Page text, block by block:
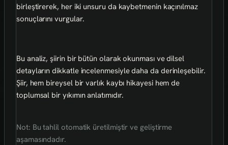
birleştirerek, her iki unsuru da kaybetmenin kaçınılmaz
sonuçlarını vurgular.
Bu analiz, şiirin bir bütün olarak okunması ve dilsel
detayların dikkatle incelenmesiyle daha da derinleşebilir.
Şiir, hem bireysel bir varlık kaybı hikayesi hem de
toplumsal bir yıkımın anlatımıdır.
Not: Bu tahlil otomatik üretilmiştir ve geliştirme
aşamasındadır.